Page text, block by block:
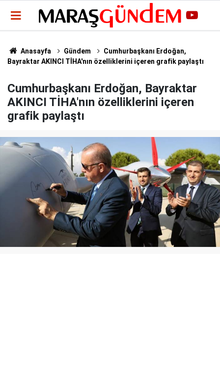
Anasayfa Gündem
Cumhurbaşkanı Erdoğan,
Bayraktar AKINCI TİHA'nın özelliklerini içeren grafik paylaştı
Cumhurbaşkanı Erdoğan, Bayraktar
AKINCI TİHA'nın özelliklerini içeren
grafik paylaştı